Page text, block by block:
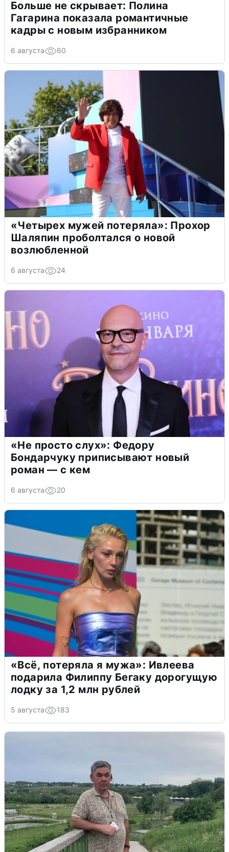
Больше не скрывает: Полина
Гагарина показала романтичные
кадры с новым избранником
6 августа 60
«Четырех мужей потеряла»: Прохор
Шаляпин проболтался о новой
возлюбленной
6 августа 24
«Не просто слух»: Федору
Бондарчуку приписывают новый
роман — с кем
6 августа 20
«Всё, потеряла я мужа»: Ивлеева
подарила Филиппу Бегаку дорогущую
лодку за 1,2 млн рублей
5 августа 183